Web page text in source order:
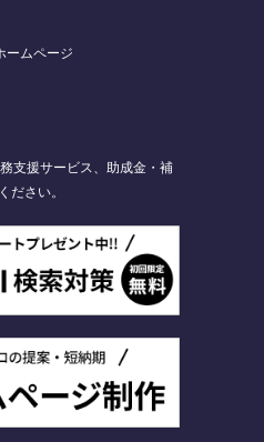
ームページ
支援サービス、助成金・補
ださい。